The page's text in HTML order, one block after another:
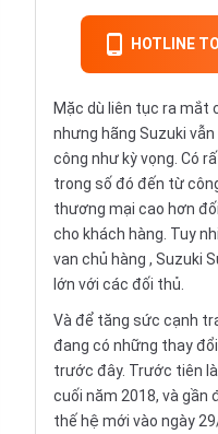
HOTLINE
Mặc dù liên tục ra mắt
nhưng hãng Suzuki
công như kỳ vọng. Có
trong số đó đến từ
thương mại cao hơn
cho khách hàng. Tuy
van chủ hàng , Suzuki
lớn với các đối thủ.
Và để tăng sức cạnh
đang có những thay
trước đây. Trước tiên
cuối năm 2018, và gần
thế hệ mới vào ngày